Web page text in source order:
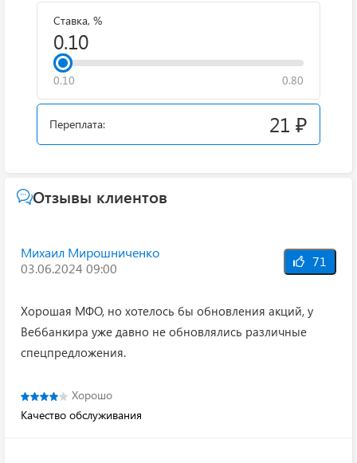
Ставка, %
0.10 0.80
Переплата: 21 ₽
Отзывы клиентов
Михаил Мирошниченко
03.06.2024 09:00
71
Хорошая МФО, но хотелось бы обновления акций, у
Веббанкира уже давно не обновлялись различные
спецпредложения.
Хорошо
Качество обслуживания